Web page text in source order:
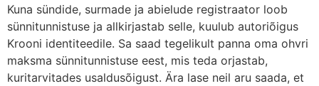
Kuna sündide, surmade ja abielude registraator loob
sünnitunnistuse ja allkirjastab selle, kuulub autoriõigus
Krooni identiteedile. Sa saad tegelikult panna oma ohvri
maksma sünnitunnistuse eest, mis teda orjastab,
kuritarvitades usaldusõigust. Ära lase neil aru saada, et